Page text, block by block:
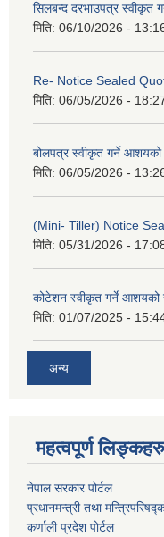
सिलबन्द दरभाउपत्र स्वीकृत
मिति: 06/10/2026 -
Re- Notice Sealed
मिति: 06/05/2026 -
बोलपत्र स्वीकृत गर्ने
मिति: 06/05/2026 -
(Mini- Tiller) Notice
मिति: 05/31/2026 -
कोटेशन स्वीकृत गर्ने आशयको
मिति: 01/07/2025 -
अन्य
महत्वपूर्ण लिङ्कहरु
नेपाल सरकार पोर्टल
प्रधानमन्‍‍त्री तथा
कर्णाली प्रदेश पोर्टल